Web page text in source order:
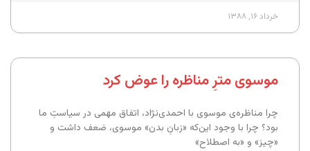
خرداد ۱۶, ۱۳۸۸
موسوی مترِ مناظره را عوض کرد
چرا مناظره‌ی موسوی با احمدی‌نژاد، اتفاق مهمی در سیاستِ ما
بود؟ چرا با وجود این‌که «زبانِ بدن» موسوی، ضعف داشت و
«چیز» و «به اصطلاح»